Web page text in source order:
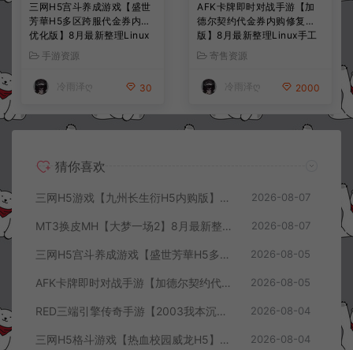
三网H5宫斗养成游戏【盛世
芳華H5多区跨服代金券内购
优化版】8月最新整理Linux
手工服务端+CDK授权后台
+全资源安卓+详细搭建教程
+视频教程
手游资源
冷雨泽ღ 30
AFK卡牌即时对战手游【加
德尔契约代金券内购修复
版】8月最新整理Linux手工
服务端+前后端全套源码+CD
K授权后台+安卓苹果双端
+详细搭建教程+视频教程
寄售资源
冷雨泽ღ 2000
猜你喜欢
三网H5游戏【九州长生衍H5内购版】8月最新整理Linux手工服务端+管理后台+GM授权后台+简易安卓客户端+详细搭建教程+视频教程 2026-08-07
MT3换皮MH【大梦一场2】8月最新整理Linux手工服务端+源码+管理后台+安卓苹果双端+详细搭建教程+视频教程 2026-08-07
三网H5宫斗养成游戏【盛世芳華H5多区跨服代金券内购优化版】8月最新整理Linux手工服务端+CDK授权后台+全资源安卓+详细搭建教程+视频教程 2026-08-05
AFK卡牌即时对战手游【加德尔契约代金券内购修复版】8月最新整理Linux手工服务端+前后端全套源码+CDK授权后台+安卓苹果双端+详细搭建教程+视频教程 2026-08-05
RED三端引擎传奇手游【2003我本沉默三职业】8月最新整理Win一键服务端+PC安卓+详细搭建教程 2026-08-04
三网H5格斗游戏【热血校园威龙H5】8月最新整理Linux手工服务端+Win一键服务端+解压即玩+简易安卓客户端+详细搭建教程 2026-08-04